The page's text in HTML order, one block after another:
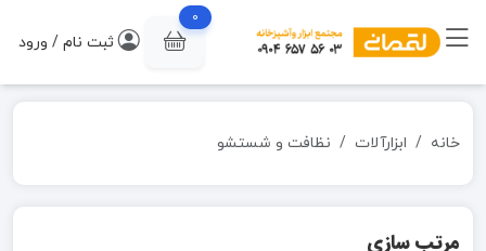
0
ثبت نام / ورود
خانه ابزارآلات نظافت و شستشو
مرتب سازی